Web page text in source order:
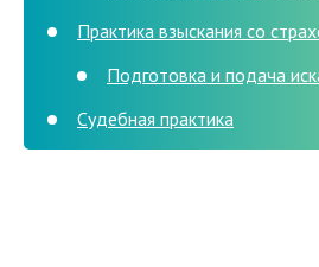
Практика взыскания со
Подготовка и подача
Судебная практика